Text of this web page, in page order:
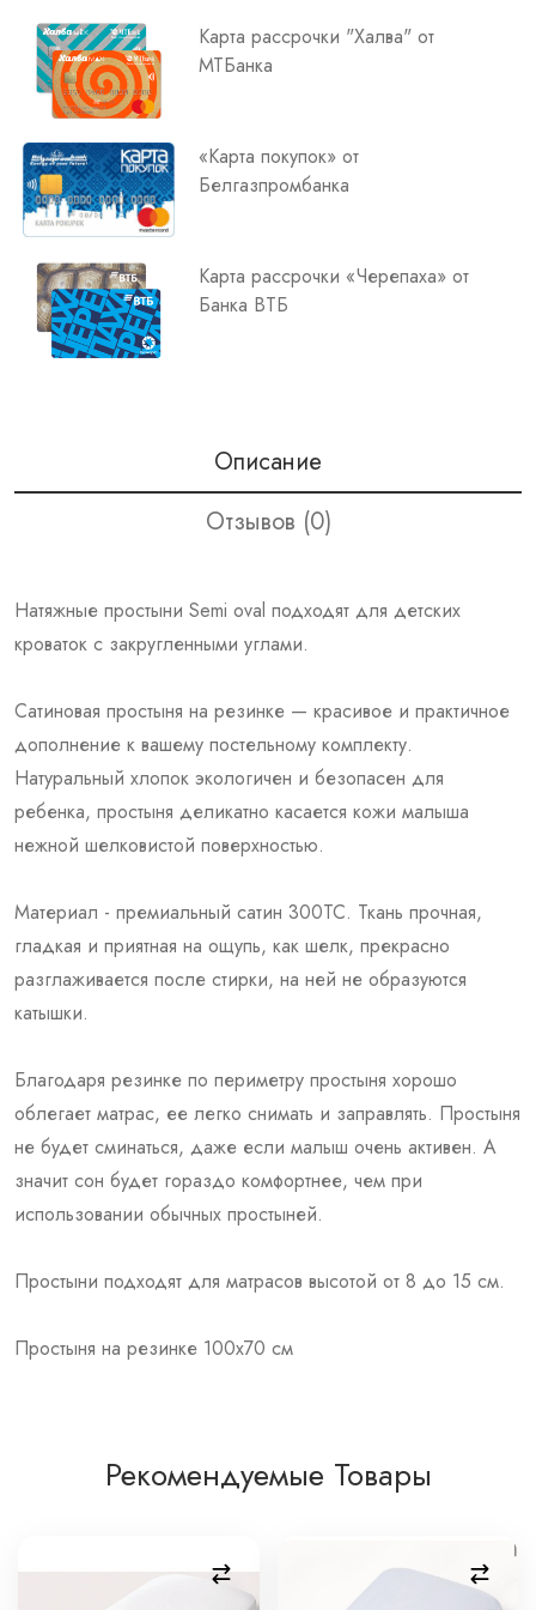
Карта рассрочки "Халва" от
МТБанка
«Карта покупок» от
Белгазпромбанка
Карта рассрочки «Черепаха» от
Банка ВТБ
Описание
Отзывов (0)
Натяжные простыни Semi oval подходят для детских
кроваток с закругленными углами.
Сатиновая простыня на резинке — красивое и практичное
дополнение к вашему постельному комплекту.
Натуральный хлопок экологичен и безопасен для
ребенка, простыня деликатно касается кожи малыша
нежной шелковистой поверхностью.
Материал - премиальный сатин 300ТС. Ткань прочная,
гладкая и приятная на ощупь, как шелк, прекрасно
разглаживается после стирки, на ней не образуются
катышки.
Благодаря резинке по периметру простыня хорошо
облегает матрас, ее легко снимать и заправлять. Простыня
не будет сминаться, даже если малыш очень активен. А
значит сон будет гораздо комфортнее, чем при
использовании обычных простыней.
Простыни подходят для матрасов высотой от 8 до 15 см.
Простыня на резинке 100х70 см
Рекомендуемые Товары